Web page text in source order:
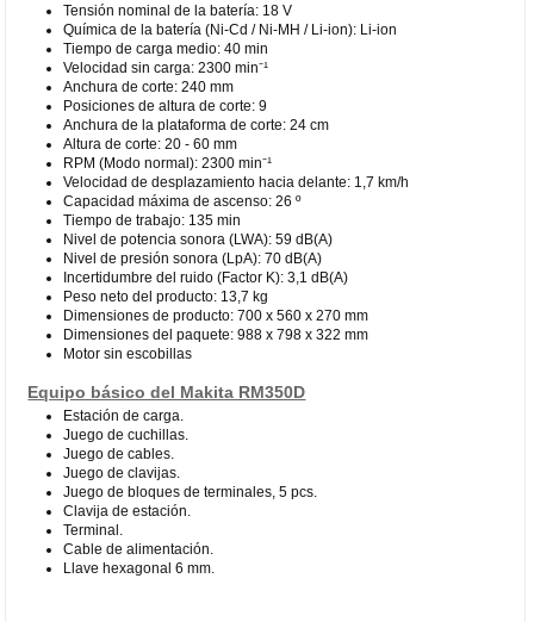
Tensión nominal de la batería: 18 V
Química de la batería (Ni-Cd / Ni-MH / Li-ion): Li-ion
Tiempo de carga medio: 40 min
Velocidad sin carga: 2300 min⁻¹
Anchura de corte: 240 mm
Posiciones de altura de corte: 9
Anchura de la plataforma de corte: 24 cm
Altura de corte: 20 - 60 mm
RPM (Modo normal): 2300 min⁻¹
Velocidad de desplazamiento hacia delante: 1,7 km/h
Capacidad máxima de ascenso: 26 º
Tiempo de trabajo: 135 min
Nivel de potencia sonora (LWA): 59 dB(A)
Nivel de presión sonora (LpA): 70 dB(A)
Incertidumbre del ruido (Factor K): 3,1 dB(A)
Peso neto del producto: 13,7 kg
Dimensiones de producto: 700 x 560 x 270 mm
Dimensiones del paquete: 988 x 798 x 322 mm
Motor sin escobillas
Equipo básico del Makita RM350D
Estación de carga.
Juego de cuchillas.
Juego de cables.
Juego de clavijas.
Juego de bloques de terminales, 5 pcs.
Clavija de estación.
Terminal.
Cable de alimentación.
Llave hexagonal 6 mm.